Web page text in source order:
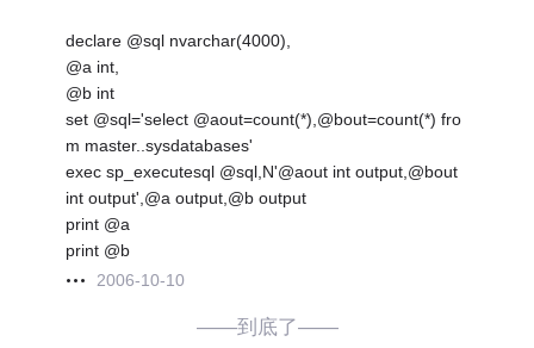
declare @sql nvarchar(4000),
@a int,
@b int
set @sql='select @aout=count(*),@bout=count(*) fro
m master..sysdatabases'
exec sp_executesql @sql,N'@aout int output,@bout
int output',@a output,@b output
print @a
print @b
2006-10-10
——到底了——